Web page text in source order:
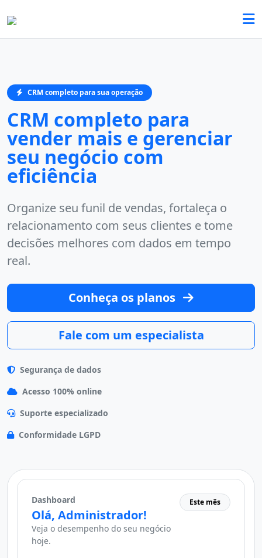
CRM completo para sua operação
CRM completo para
vender mais e gerenciar
seu negócio com
eficiência
Organize seu funil de vendas, fortaleça o
relacionamento com seus clientes e tome
decisões melhores com dados em tempo
real.
Conheça os planos
Fale com um especialista
Segurança de dados
Acesso 100% online
Suporte especializado
Conformidade LGPD
Dashboard
Olá, Administrador!
Veja o desempenho do seu negócio
hoje.
Este mês